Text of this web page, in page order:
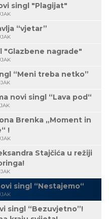
singl "Plagijat"
“vjetar”
"Glazbene nagrade"
“Meni treba netko”
novi singl “Lava pod“
Brenka „Moment in
!
Stajčića u režiji
singl “Nestajemo“
singl “Bezuvjetno”!